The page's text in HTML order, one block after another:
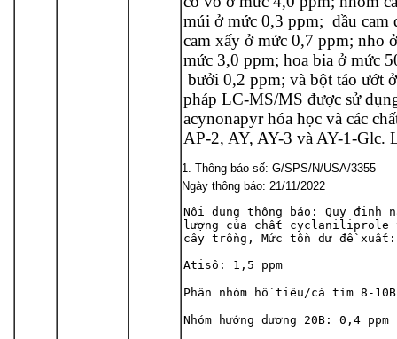
múi ở mức 0,3 ppm;  dầu
cam xấy ở mức 0,7 ppm; nho
mức 3,0 ppm; hoa bia ở mức
bưởi 0,2 ppm; và bột táo ướt
pháp LC-MS/MS được sử
acynonapyr hóa học và các
AP-2, AY, AY-3 và AY-1-Glc.
Thông báo số: G/SPS/N/USA/3355
Ngày thông báo: 21/11/2022
Nội dung thông báo: Quy
lượng của chất
cây trồng, Mức tồn dư đề xuất:
Atisô: 1,5 ppm
Phân nhóm hồ tiêu/cà tím 8-
Nhóm hướng dương 20B: 0,4 ppm